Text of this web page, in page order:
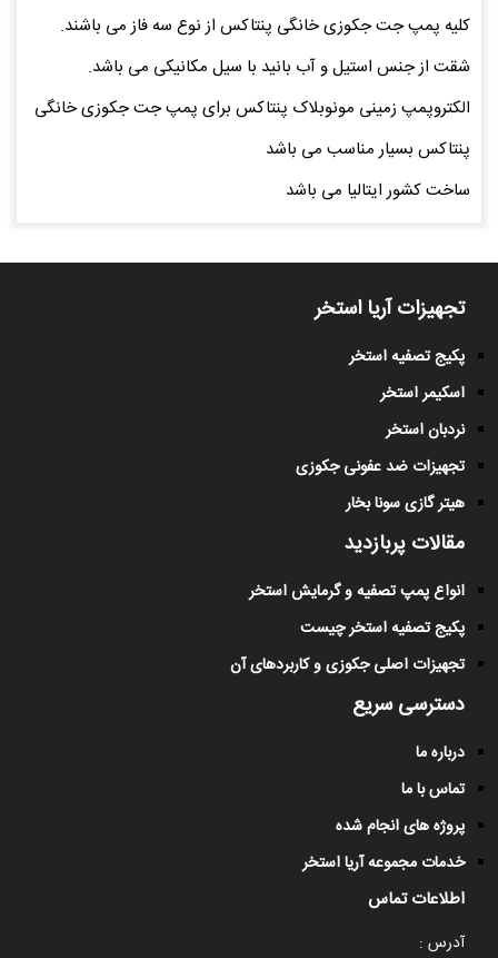
کلیه پمپ جت جکوزی خانگی پنتاکس از نوع سه فاز می باشند.
شقت از جنس استیل و آب بانید با سیل مکانیکی می باشد.
الکتروپمپ زمینی مونوبلاک پنتاکس برای پمپ جت جکوزی خانگی
پنتاکس بسیار مناسب می باشد
ساخت کشور ایتالیا می باشد
تجهیزات آریا استخر
پکیج تصفیه استخر
اسکیمر استخر
نردبان استخر
تجهیزات ضد عفونی جکوزی
هیتر گازی سونا بخار
مقالات پربازدید
انواع پمپ تصفیه و گرمایش استخر
پکیج تصفیه استخر چیست
تجهیزات اصلی جکوزی و کاربردهای آن
دسترسی سریع
درباره ما
تماس با ما
پروژه های انجام شده
خدمات مجموعه آریا استخر
اطلاعات تماس
آدرس :